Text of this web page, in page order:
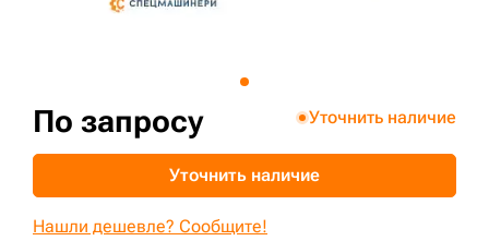
По запросу Уточнить наличие
Уточнить наличие
Нашли дешевле? Сообщите!